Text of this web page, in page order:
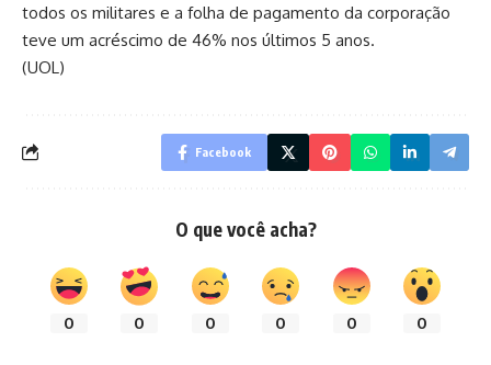
todos os militares e a folha de pagamento da corporação
teve um acréscimo de 46% nos últimos 5 anos.
(UOL)
Facebook
O que você acha?
0 0 0 0 0 0